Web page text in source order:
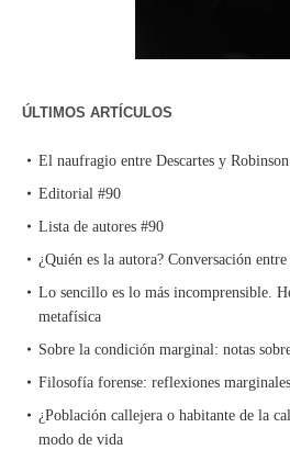
ÚLTIMOS ARTÍCULOS
El naufragio entre Descartes y
Editorial #90
Lista de autores #90
¿Quién es la autora? Conversación
Lo sencillo es lo más incomprensible.
metafísica
Sobre la condición marginal: notas
Filosofía forense: reflexiones
¿Población callejera o habitante de la
modo de vida